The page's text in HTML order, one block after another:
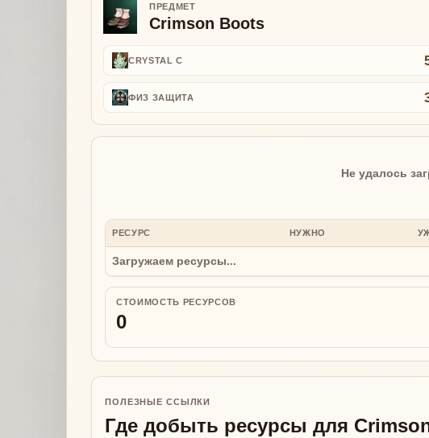
ПРЕДМЕТ
Crimson Boots
CRYSTAL C
ФИЗ ЗАЩИТА
Не удалось
РЕСУРС НУЖНО
Загружаем ресурсы...
СТОИМОСТЬ РЕСУРСОВ
0
ПОЛЕЗНЫЕ ССЫЛКИ
Где добыть ресурсы для